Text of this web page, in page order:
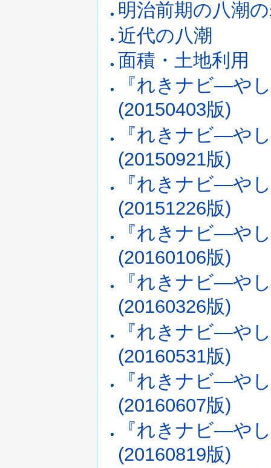
明治前期の八潮
近代の八潮
面積・土地利用
『れきナビ―や
(20150403版)
『れきナビ―や
(20150921版)
『れきナビ―や
(20151226版)
『れきナビ―や
(20160106版)
『れきナビ―や
(20160326版)
『れきナビ―や
(20160531版)
『れきナビ―や
(20160607版)
『れきナビ―や
(20160819版)